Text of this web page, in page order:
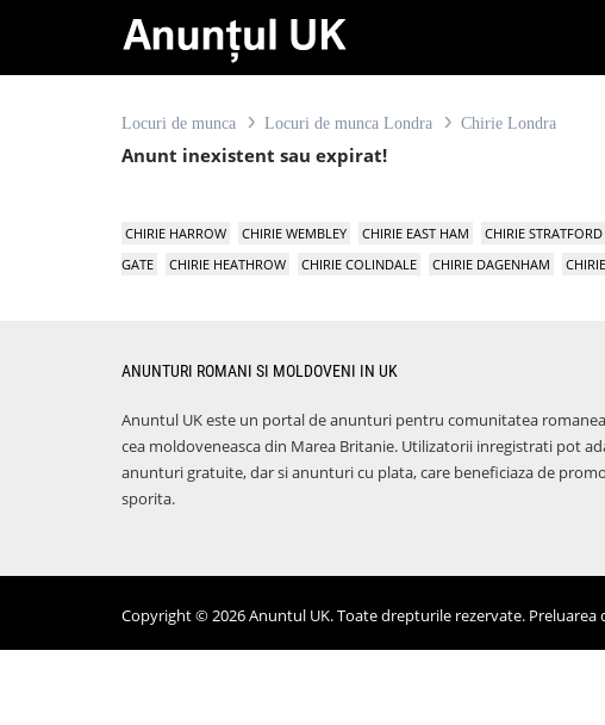
Locuri de munca Locuri de munca Londra Chirie Londra
Anunt inexistent sau expirat!
CHIRIE HARROW CHIRIE WEMBLEY CHIRIE EAST HAM CHIRIE STRATFORD
GATE
CHIRIE HEATHROW CHIRIE COLINDALE CHIRIE DAGENHAM
ANUNTURI ROMANI SI MOLDOVENI IN UK
Anuntul UK este un portal de anunturi pentru comunitatea
cea moldoveneasca din Marea Britanie. Utilizatorii inregistrati pot
anunturi gratuite, dar si anunturi cu plata, care beneficiaza de
sporita.
Copyright © 2026 Anuntul UK. Toate drepturile rezervate.